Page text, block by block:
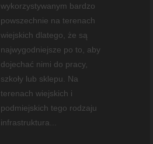
wykorzystywanym bardzo
powszechnie na terenach
wiejskich dlatego, że są
najwygodniejsze po to, aby
dojechać nimi do pracy,
szkoły lub sklepu. Na
terenach wiejskich i
podmiejskich tego rodzaju
infrastruktura...